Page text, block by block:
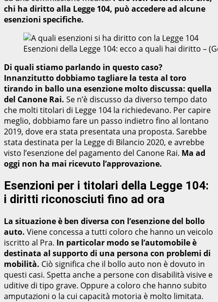
chi ha diritto alla Legge 104, può accedere ad alcune
esenzioni specifiche.
Esenzioni della Legge 104: ecco a quali hai diritto –
Di quali stiamo parlando in questo caso?
Innanzitutto dobbiamo tagliare la testa al toro
tirando in ballo una esenzione molto discussa: quella
del Canone Rai. Se n’è discusso da diverso tempo dato
che molti titolari di Legge 104 la richiedevano. Per capire
meglio, dobbiamo fare un passo indietro fino al lontano
2019, dove era stata presentata una proposta. Sarebbe
stata destinata per la Legge di Bilancio 2020, e avrebbe
visto l’esenzione del pagamento del Canone Rai. Ma ad
oggi non ha mai ricevuto l’approvazione.
Esenzioni per i titolari della Legge 104:
i diritti riconosciuti fino ad ora
La situazione è ben diversa con l’esenzione del bollo
auto. Viene concessa a tutti coloro che hanno un veicolo
iscritto al Pra. In particolar modo se l’automobile è
destinata al supporto di una persona con problemi di
mobilità. Ciò significa che il bollo auto non è dovuto in
questi casi. Spetta anche a persone con disabilità visive e
uditive di tipo grave. Oppure a coloro che hanno subito
amputazioni o la cui capacità motoria è molto limitata.